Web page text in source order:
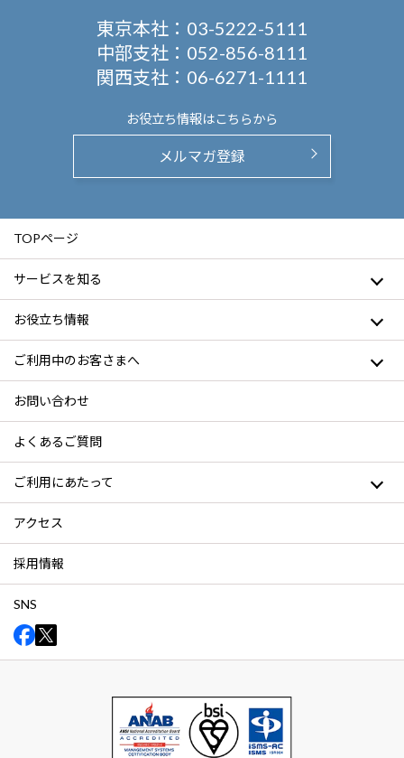
東京本社： 03-5222-5111
中部支社： 052-856-8111
関西支社： 06-6271-1111
お役立ち情報はこちらから
メルマガ登録
TOPページ
サービスを知る
お役立ち情報
ご利用中のお客さまへ
お問い合わせ
よくあるご質問
ご利用にあたって
アクセス
採用情報
SNS